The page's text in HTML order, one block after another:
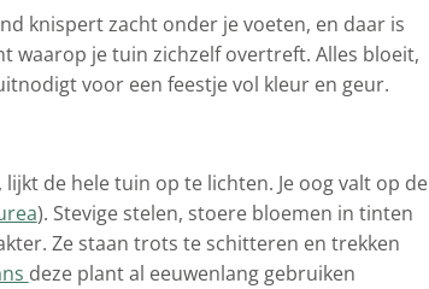
knispert zacht onder je voeten, en daar is
waarop je tuin zichzelf overtreft. Alles bloeit,
voor een feestje vol kleur en geur.
de hele tuin op te lichten. Je oog valt op de
). Stevige stelen, stoere bloemen in tinten
Ze staan trots te schitteren en trekken
deze plant al eeuwenlang gebruiken